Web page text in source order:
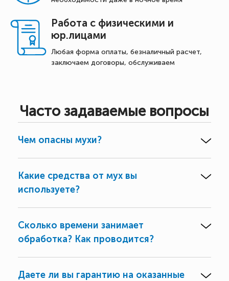
Работа с физическими и
юр.лицами
Любая форма оплаты, безналичный расчет,
заключаем договоры, обслуживаем
Часто задаваемые вопросы
Чем опасны мухи?
Какие средства от мух вы
используете?
Сколько времени занимает
обработка? Как проводится?
Даете ли вы гарантию на оказанные